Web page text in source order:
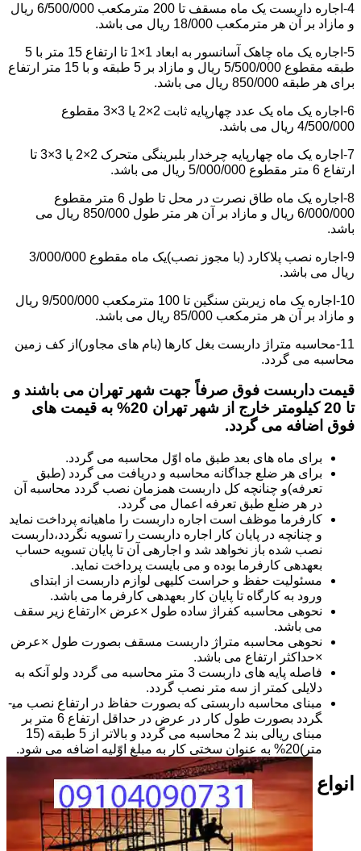
4-اجاره داربست یک ماه مسقف تا 200 مترمکعب 6/500/000 ریال
و مازاد بر آن هر مترمکعب 18/000 ریال می باشد.
5-اجاره یک ماه چاهک آسانسور به ابعاد 1×1 تا ارتفاع 15 متر با 5
طبقه مقطوع 5/500/000 ریال و مازاد بر 5 طبقه و با 15 متر ارتفاع
برای هر طبقه 850/000 ریال می باشد.
6-اجاره یک ماه یک عدد چهارپایه ثابت 2×2 یا 3×3 مقطوع
4/500/000 ریال می باشد.
7-اجاره یک ماه چهارپایه چرخدار بلبرینگی متحرک 2×2 یا 3×3 تا
ارتفاع 6 متر مقطوع 5/000/000 ریال می باشد.
8-اجاره یک ماه طاق نصرت در محل تا طول 6 متر مقطوع
6/000/000 ریال و مازاد بر آن هر متر طول 850/000 ریال می
باشد.
9-اجاره نصب پلاکارد (با مجوز نصب)یک ماه مقطوع 3/000/000
ریال می باشد.
10-اجاره یک ماه زیربتن سنگین تا 100 مترمکعب 9/500/000 ریال
و مازاد بر آن هر مترمکعب 85/000 ریال می باشد.
11-محاسبه متراژ داربست بغل کارها (بام های مجاور)از کف زمین
محاسبه می گردد.
قیمت داربست فوق صرفاً جهت شهر تهران می باشند و
تا 20 کیلومتر خارج از شهر تهران 20% به قیمت های
فوق اضافه می گردد.
برای ماه های بعد طبق ماه اوّل محاسبه می گردد.
برای هر ضلع جداگانه محاسبه و دریافت می گردد (طبق
تعرفه)و چنانچه کل داربست همزمان نصب گردد محاسبه آن
در هر ضلع طبق تعرفه اعمال می گردد.
کارفرما موظف است اجاره داربست را ماهیانه پرداخت نماید
و چنانچه در پایان کار اجاره داربست را تسویه نگردد،داربست
نصب شده باز نخواهد شد و اجاره­ی آن تا پایان تسویه حساب
بعهده­ی کارفرما بوده و می بایست پرداخت نماید.
مسئولیت حفظ و حراست کلیه­ی لوازم داربست از ابتدای
ورود به کارگاه تا پایان کار بعهده­ی کارفرما می باشد.
نحوه­ی محاسبه کفراژ ساده طول ×عرض ×ارتفاع زیر سقف
می باشد.
نحوه­ی محاسبه متراژ داربست مسقف بصورت طول ×عرض
×حداکثر ارتفاع می باشد.
فاصله پایه های داربست 3 متر محاسبه می گردد ولو آنکه به
دلایلی کمتر از سه متر نصب گردد.
مبنای محاسبه داربستی که بصورت حفاظ در ارتفاع نصب می­
گردد بصورت طول کار در عرض در حداقل ارتفاع 6 متر بر
مبنای ریالی بند 2 محاسبه می گردد و بالاتر از 5 طبقه (15
متر)20% به عنوان سختی کار به مبلغ اوّلیه اضافه می شود.
انواع